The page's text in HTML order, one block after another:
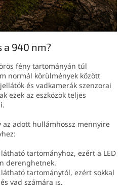
940 nm?
fény tartományán túl
normál körülmények között
és vadkamerák szenzorai
ezek az eszközök teljes
adott hullámhossz mennyire
tartományhoz, ezért a LED
derenghetnek.
tartománytól, ezért sokkal
vad számára is.